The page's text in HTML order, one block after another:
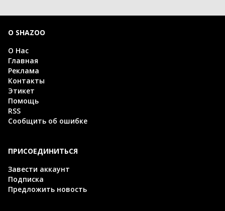
О SHAZOO
О Нас
Главная
Реклама
Контакты
Этикет
Помощь
RSS
Сообщить об ошибке
ПРИСОЕДИНИТЬСЯ
Завести аккаунт
Подписка
Предложить новость